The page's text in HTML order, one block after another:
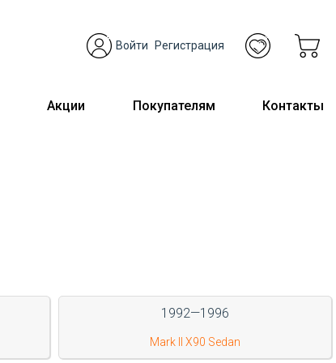
Войти Регистрация
Акции Покупателям Контакты
1992—1996
Mark II X90 Sedan